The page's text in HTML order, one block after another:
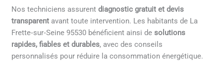
Nos techniciens assurentdiagnostic gratuit et devis
transparent avant toute intervention. Les habitants de La
Frette‑sur‑Seine 95530 bénéficient ainsi desolutions
rapides, fiables et durables, avec des conseils
personnalisés pour réduire la consommation énergétique.